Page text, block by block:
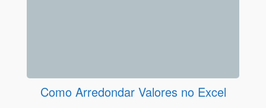
Como Arredondar Valores no Excel